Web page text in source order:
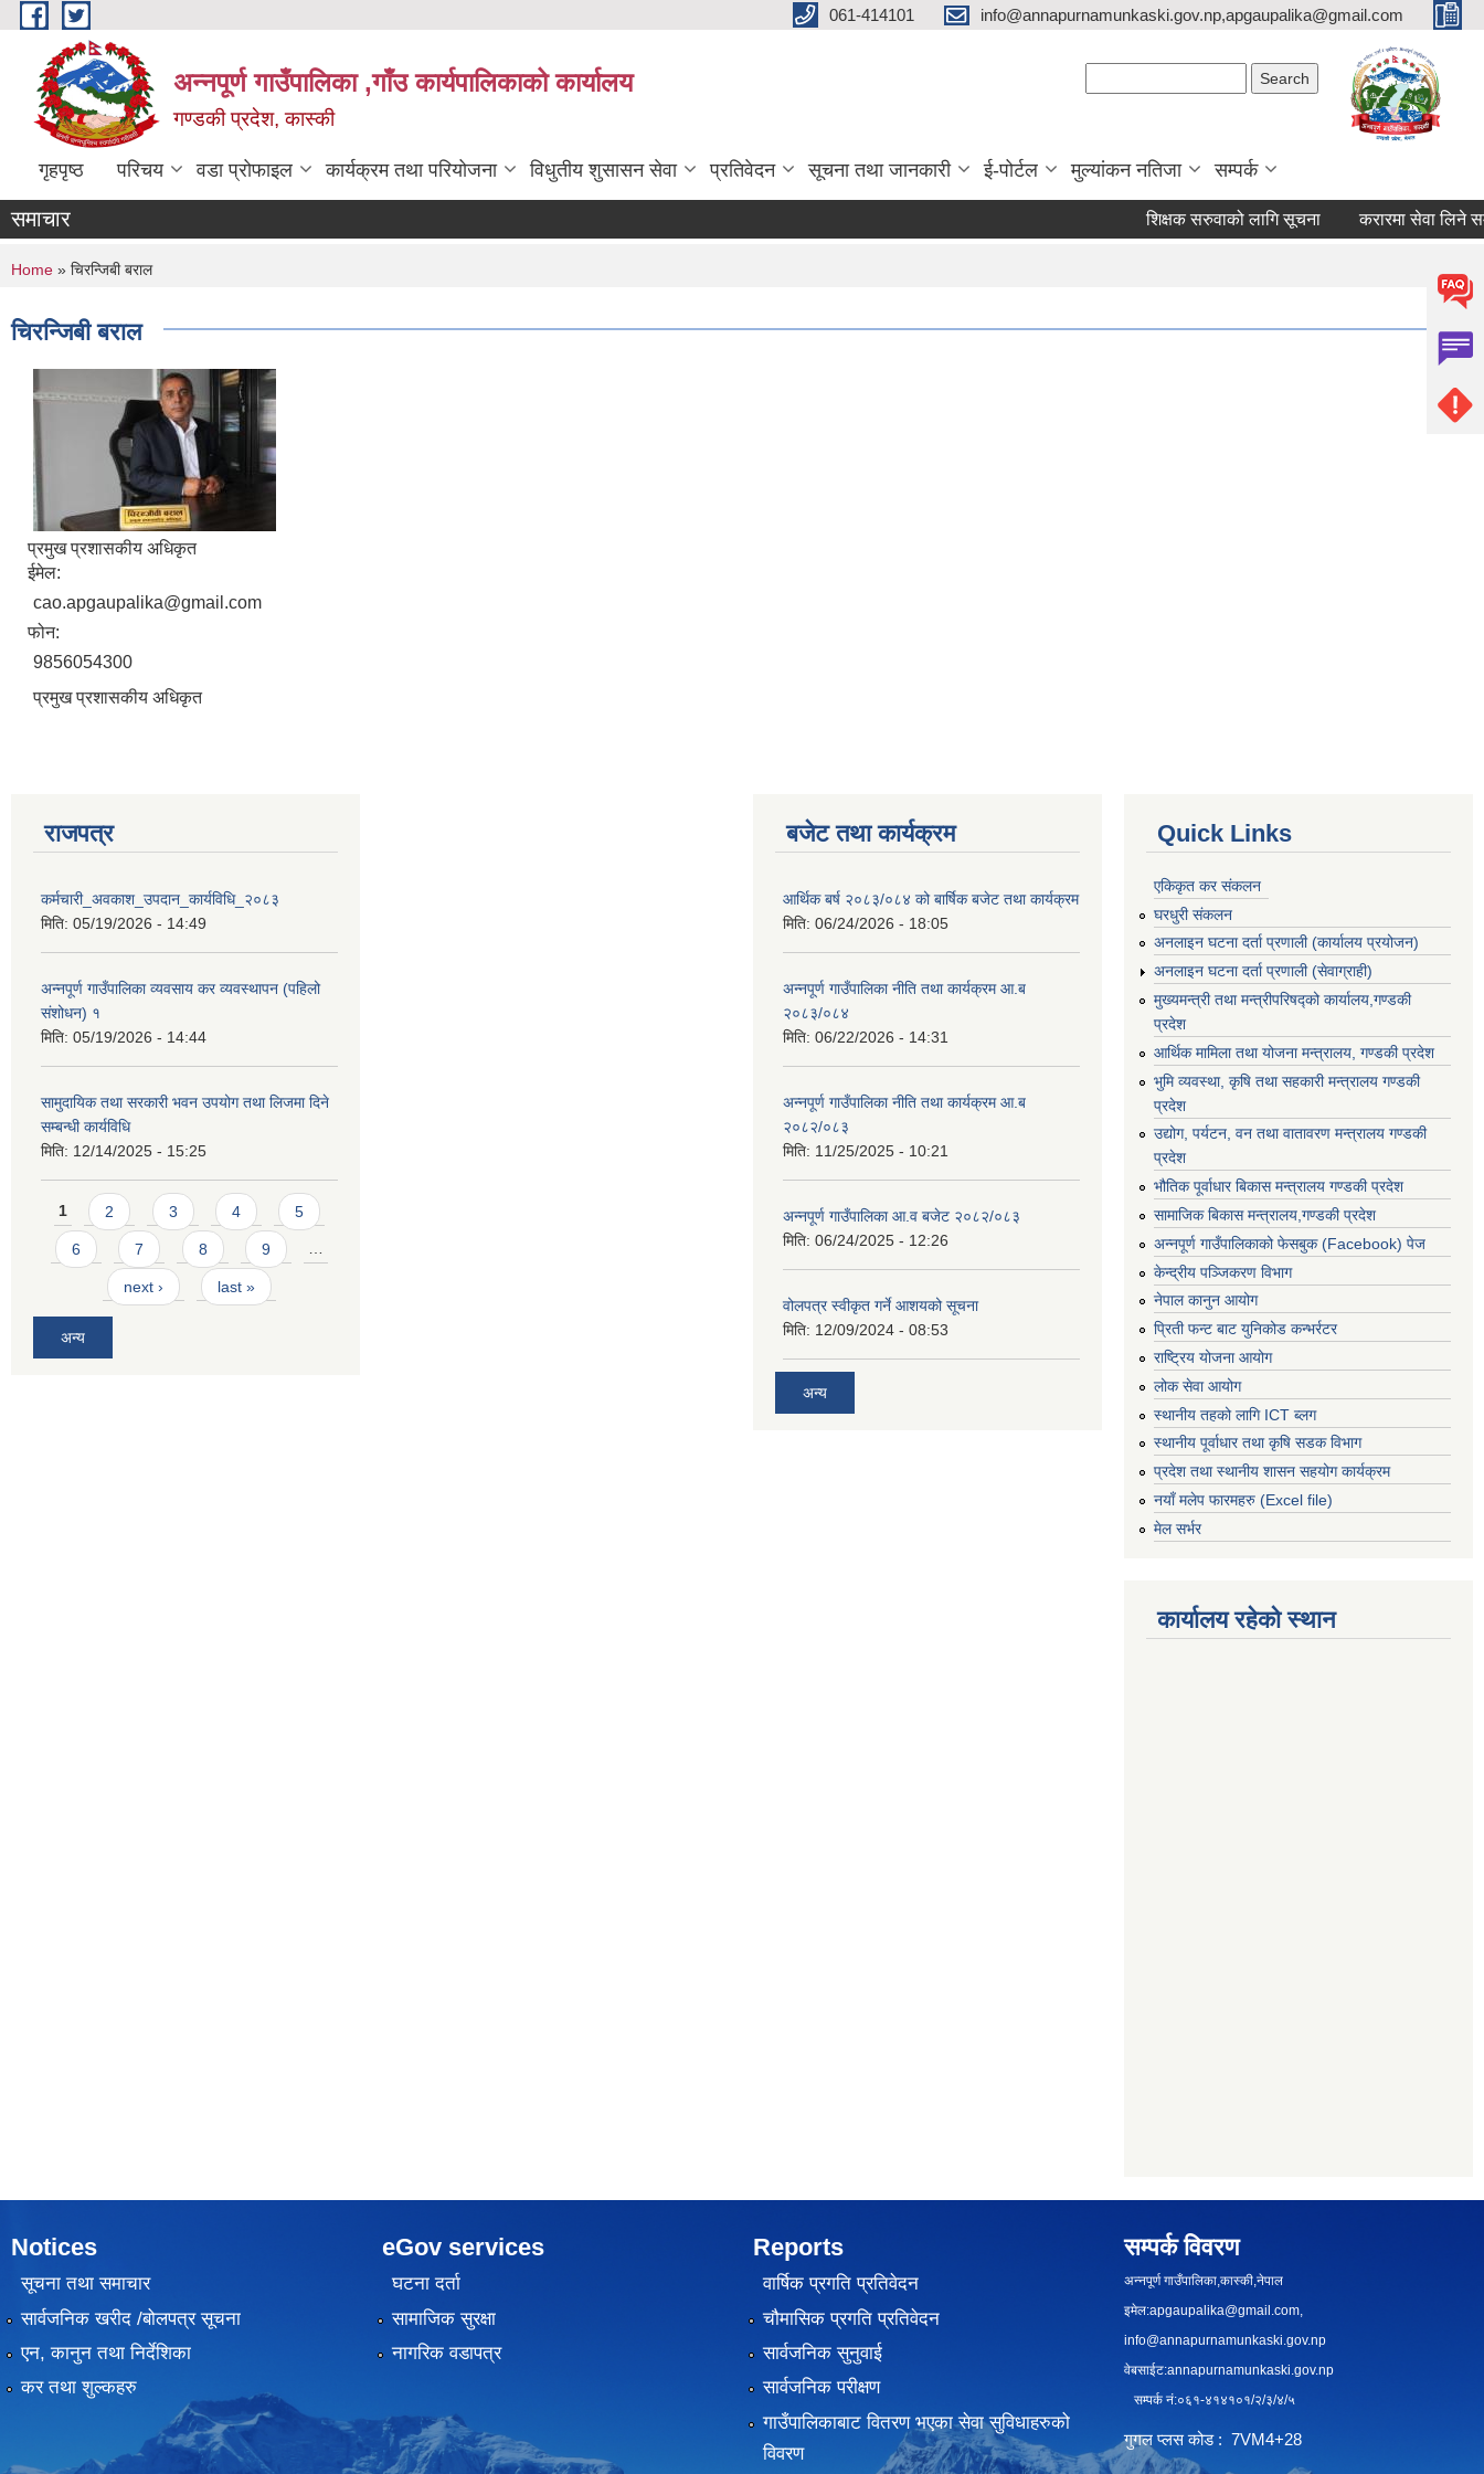
Skip to main content 061-414101 info@annapurnamunkaski.gov.np,apgaupalika@gmail.com
अन्नपूर्ण गाउँपालिका ,गाँउ कार्यपालिकाको कार्यालय
गण्डकी प्रदेश, कास्की
गृहपृष्ठ परिचय वडा प्रोफाइल कार्यक्रम तथा परियोजना विधुतीय शुसासन सेवा प्रतिवेदन सूचना तथा जानकारी ई-पोर्टल मुल्यांकन नतिजा सम्पर्क
समाचार शिक्षक सरुवाको लागि सूचना करारमा सेवा लिने
You are here
Home » चिरन्जिबी बराल
चिरन्जिबी बराल
प्रमुख प्रशासकीय अधिकृत
ईमेल:
cao.apgaupalika@gmail.com
फोन:
9856054300
प्रमुख प्रशासकीय अधिकृत
राजपत्र
कर्मचारी_अवकाश_उपदान_कार्यविधि_२०८३
मिति: 05/19/2026 - 14:49
अन्नपूर्ण गाउँपालिका व्यवसाय कर व्यवस्थापन (पहिलो
संशोधन) १
मिति: 05/19/2026 - 14:44
सामुदायिक तथा सरकारी भवन उपयोग तथा लिजमा दिने
सम्बन्धी कार्यविधि
मिति: 12/14/2025 - 15:25
Pages
1 2 3 4 5
6 7 8 9 …
next › last »
अन्य
बजेट तथा कार्यक्रम
आर्थिक बर्ष २०८३/०८४ को बार्षिक बजेट तथा कार्यक्रम
मिति: 06/24/2026 - 18:05
अन्नपूर्ण गाउँपालिका नीति तथा कार्यक्रम आ.ब
२०८३/०८४
मिति: 06/22/2026 - 14:31
अन्नपूर्ण गाउँपालिका नीति तथा कार्यक्रम आ.ब
२०८२/०८३
मिति: 11/25/2025 - 10:21
अन्नपूर्ण गाउँपालिका आ.व बजेट २०८२/०८३
मिति: 06/24/2025 - 12:26
वोलपत्र स्वीकृत गर्ने आशयको सूचना
मिति: 12/09/2024 - 08:53
अन्य
Quick Links
एकिकृत कर संकलन
घरधुरी संकलन
अनलाइन घटना दर्ता प्रणाली (कार्यालय प्रयोजन)
अनलाइन घटना दर्ता प्रणाली (सेवाग्राही)
मुख्यमन्त्री तथा मन्त्रीपरिषद्को कार्यालय,गण्डकी
प्रदेश
आर्थिक मामिला तथा योजना मन्त्रालय, गण्डकी प्रदेश
भुमि व्यवस्था, कृषि तथा सहकारी मन्त्रालय गण्डकी
प्रदेश
उद्योग, पर्यटन, वन तथा वातावरण मन्त्रालय गण्डकी
प्रदेश
भौतिक पूर्वाधार बिकास मन्त्रालय गण्डकी प्रदेश
सामाजिक बिकास मन्त्रालय,गण्डकी प्रदेश
अन्नपूर्ण गाउँपालिकाको फेसबुक (Facebook) पेज
केन्द्रीय पञ्जिकरण विभाग
नेपाल कानुन आयोग
प्रिती फन्ट बाट युनिकोड कन्भर्रटर
राष्ट्रिय योजना आयोग
लोक सेवा आयोग
स्थानीय तहको लागि ICT ब्लग
स्थानीय पूर्वाधार तथा कृषि सडक विभाग
प्रदेश तथा स्थानीय शासन सहयोग कार्यक्रम
नयाँ मलेप फारमहरु (Excel file)
मेल सर्भर
कार्यालय रहेको स्थान
Notices
सूचना तथा समाचार
सार्वजनिक खरीद /बोलपत्र सूचना
एन, कानुन तथा निर्देशिका
कर तथा शुल्कहरु
eGov services
घटना दर्ता
सामाजिक सुरक्षा
नागरिक वडापत्र
Reports
वार्षिक प्रगति प्रतिवेदन
चौमासिक प्रगति प्रतिवेदन
सार्वजनिक सुनुवाई
सार्वजनिक परीक्षण
गाउँपालिकाबाट वितरण भएका सेवा सुविधाहरुको
विवरण
सम्पर्क विवरण
अन्नपूर्ण गाउँपालिका,कास्की,नेपाल
इमेल:apgaupalika@gmail.com
info@annapurnamunkaski.gov.np
वेबसाईट:annapurnamunkaski.gov.np
सम्पर्क नं:०६१-४१४१०१/२/३/४/५
गुगल प्लस कोड : 7VM4+28